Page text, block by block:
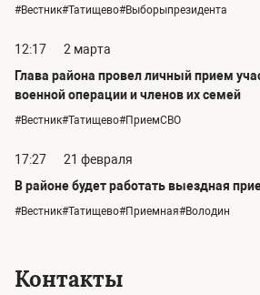
#Вестник#Татищево#Выборыпрезидента
12:17
2 марта
Глава района провел личный прием
военной операции и членов их семей
#Вестник#Татищево#ПриемСВО
17:27
21 февраля
В районе будет работать выездная
#Вестник#Татищево#Приемная#Володин
Контакты